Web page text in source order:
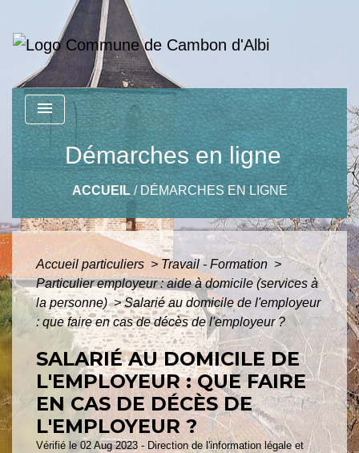
menu
Démarches en ligne
ACCUEIL/DÉMARCHES EN LIGNE
Accueil particuliers > Travail - Formation >
Particulier employeur : aide à domicile (services à
la personne)> Salarié au domicile de l'employeur
: que faire en cas de décès de l'employeur ?
SALARIÉ AU DOMICILE DE
L'EMPLOYEUR : QUE FAIRE
EN CAS DE DÉCÈS DE
L'EMPLOYEUR ?
Vérifié le 02 Aug 2023 - Direction de l'information légale et